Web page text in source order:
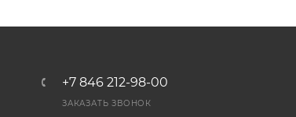
+7 846 212-98-00
ЗАКАЗАТЬ ЗВОНОК